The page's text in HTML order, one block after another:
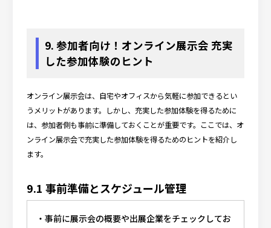
9. 参加者向け！オンライン展示会 充実
した参加体験のヒント
オンライン展示会は、自宅やオフィスから気軽に参加できるとい
うメリットがあります。しかし、充実した参加体験を得るために
は、参加者側も事前に準備しておくことが重要です。ここでは、オ
ンライン展示会で充実した参加体験を得るためのヒントを紹介し
ます。
9.1 事前準備とスケジュール管理
事前に展示会の概要や出展企業をチェックしてお